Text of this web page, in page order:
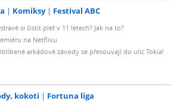
Komiksy Festival ABC
si čistit pleť v 11 letech? Jak na to?
na Netflixu
arkádové závody se přesouvají do ulic Tokia!
kokoti Fortuna liga